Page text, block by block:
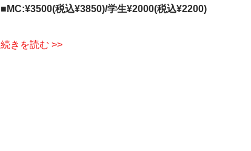
■MC:¥3500(税込¥3850)/学生¥2000(税込¥2200)
続きを読む >>